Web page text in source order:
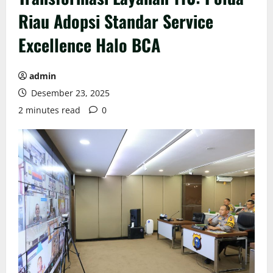
Riau Adopsi Standar Service
Excellence Halo BCA
admin
Desember 23, 2025
2 minutes read
0